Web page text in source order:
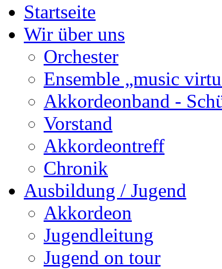
Startseite
Wir über uns
Orchester
Ensemble „music
Akkordeonband -
Vorstand
Akkordeontreff
Chronik
Ausbildung / Jugend
Akkordeon
Jugendleitung
Jugend on tour